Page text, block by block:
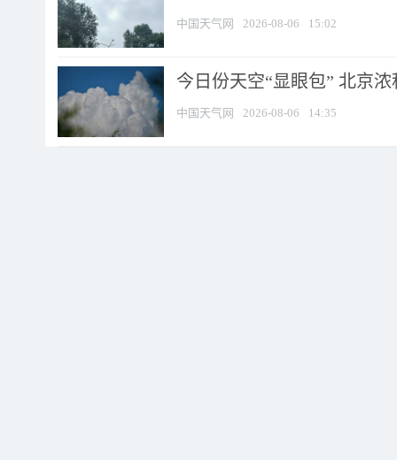
中国天气网 2026-08-06 15:02
今日份天空“显眼包” 北京
中国天气网 2026-08-06 14:35